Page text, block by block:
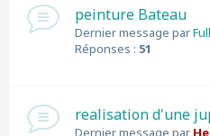
peinture Bateau
Dernier message par
Réponses : 51
realisation d'une
Dernier message par